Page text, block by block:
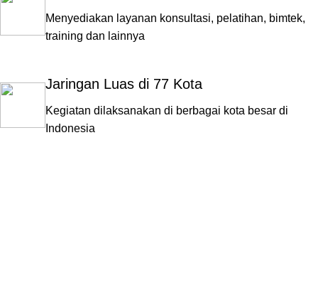
Menyediakan layanan konsultasi, pelatihan, bimtek,
training dan lainnya
Jaringan Luas di 77 Kota
Kegiatan dilaksanakan di berbagai kota besar di
Indonesia